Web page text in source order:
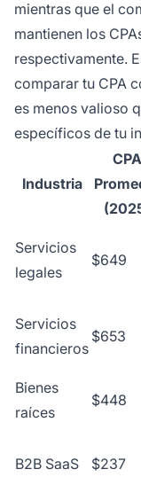
mientras que el
mantienen los
respectivamente.
comparar tu CPA
es menos valioso
específicos de tu
Industria
CPA
Servicios
legales
$649
Servicios
financieros
$653
Bienes
raíces
$448
B2B SaaS $237